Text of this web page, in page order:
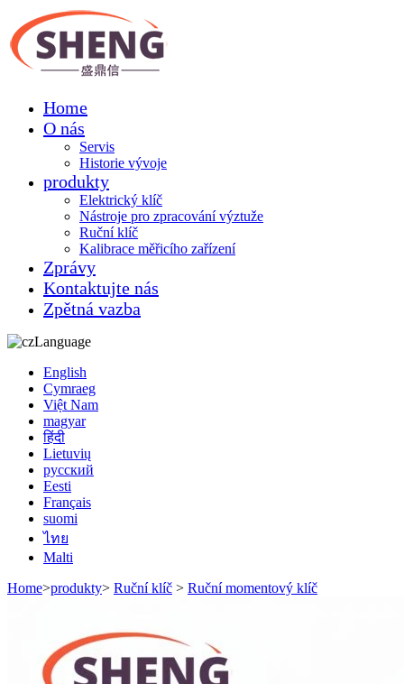
Home
O nás
Servis
Historie vývoje
produkty
Elektrický klíč
Nástroje pro zpracování výztuže
Ruční klíč
Kalibrace měřicího zařízení
Zprávy
Kontaktujte nás
Zpětná vazba
Language
English
Cymraeg
Việt Nam
magyar
हिंदी
Lietuvių
русский
Eesti
Français
suomi
ไทย
Malti
Home>produkty> Ruční klíč > Ruční momentový klíč